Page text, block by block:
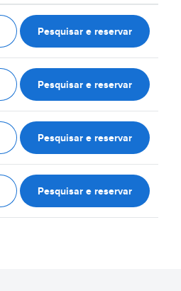
Pesquisar e reservar
Pesquisar e reservar
Pesquisar e reservar
Pesquisar e reservar